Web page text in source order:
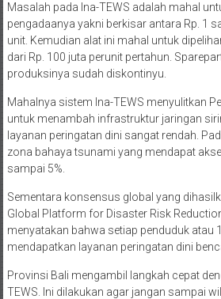
Masalah pada Ina-TEWS adalah mahal
pengadaanya yakni berkisar antara Rp. 1
unit. Kemudian alat ini mahal untuk
dari Rp. 100 juta perunit pertahun.
produksinya sudah diskontinyu.
Mahalnya sistem Ina-TEWS menyulitkan
untuk menambah infrastruktur jaringan
layanan peringatan dini sangat rendah.
zona bahaya tsunami yang mendapat
sampai 5%.
Sementara konsensus global yang
Global Platform for Disaster Risk
menyatakan bahwa setiap penduduk atau
mendapatkan layanan peringatan dini
Provinsi Bali mengambil langkah cepat
TEWS. Ini dilakukan agar jangan sampai